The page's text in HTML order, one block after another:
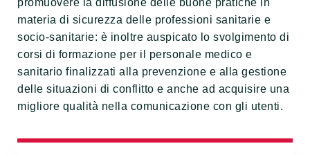
promuovere la diffusione delle buone pratiche in
materia di sicurezza delle professioni sanitarie e
socio-sanitarie: è inoltre auspicato lo svolgimento di
corsi di formazione per il personale medico e
sanitario finalizzati alla prevenzione e alla gestione
delle situazioni di conflitto e anche ad acquisire una
migliore qualità nella comunicazione con gli utenti.